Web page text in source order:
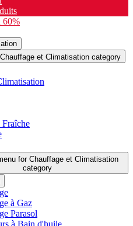
60%
et Climatisation category
Fraîche
for Chauffage et Climatisation
category
à Gaz
Parasol